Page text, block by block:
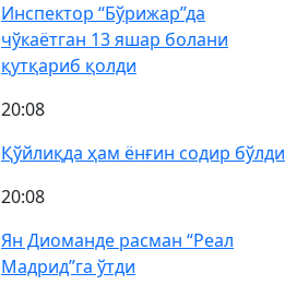
Инспектор “Бўрижар”да
чўкаётган 13 яшар болани
қутқариб қолди
20:08
Қўйлиқда ҳам ёнғин содир бўлди
20:08
Ян Диоманде расман “Реал
Мадрид”га ўтди